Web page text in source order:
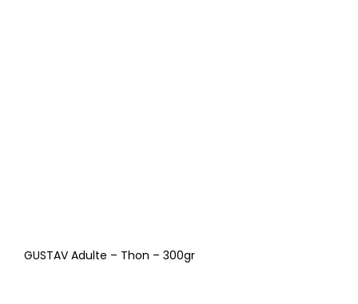
GUSTAV Adulte – Thon – 300gr